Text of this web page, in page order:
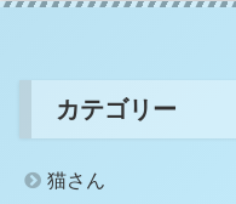
カテゴリー
猫さん